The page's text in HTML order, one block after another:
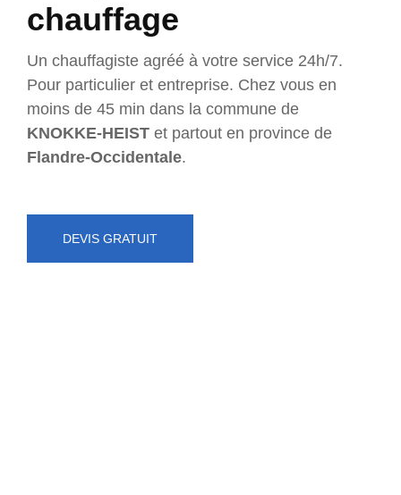
chauffage
Un chauffagiste agréé à votre service 24h/7.
Pour particulier et entreprise. Chez vous en
moins de 45 min dans la commune de
KNOKKE-HEIST et partout en province de
Flandre-Occidentale.
DEVIS GRATUIT